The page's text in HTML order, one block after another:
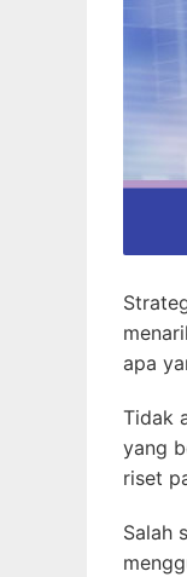
apa
Tidak
yang
riset
Salah